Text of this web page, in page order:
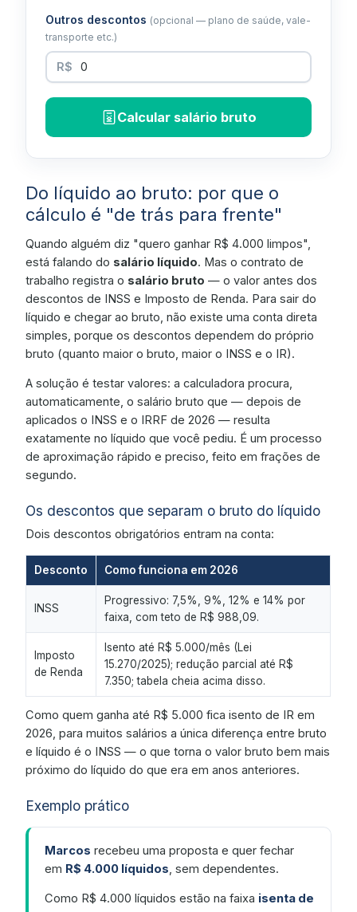
Outros descontos (opcional — plano de saúde, vale-
transporte etc.)
R$
Calcular salário bruto
Do líquido ao bruto: por que o
cálculo é "de trás para frente"
Quando alguém diz "quero ganhar R$ 4.000 limpos",
está falando do salário líquido. Mas o contrato de
trabalho registra o salário bruto — o valor antes dos
descontos de INSS e Imposto de Renda. Para sair do
líquido e chegar ao bruto, não existe uma conta direta
simples, porque os descontos dependem do próprio
bruto (quanto maior o bruto, maior o INSS e o IR).
A solução é testar valores: a calculadora procura,
automaticamente, o salário bruto que — depois de
aplicados o INSS e o IRRF de 2026 — resulta
exatamente no líquido que você pediu. É um processo
de aproximação rápido e preciso, feito em frações de
segundo.
Os descontos que separam o bruto do líquido
Dois descontos obrigatórios entram na conta:
Desconto Como funciona em 2026
INSS
Progressivo: 7,5%, 9%, 12% e 14% por
faixa, com teto de R$ 988,09.
Imposto
de Renda
Isento até R$ 5.000/mês (Lei
15.270/2025); redução parcial até R$
7.350; tabela cheia acima disso.
Como quem ganha até R$ 5.000 fica isento de IR em
2026, para muitos salários a única diferença entre bruto
e líquido é o INSS — o que torna o valor bruto bem mais
próximo do líquido do que era em anos anteriores.
Exemplo prático
Marcos recebeu uma proposta e quer fechar
em R$ 4.000 líquidos, sem dependentes.
Como R$ 4.000 líquidos estão na faixa isenta de